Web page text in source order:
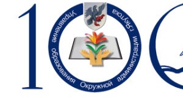
Перейти к основному содержанию
Skip to search